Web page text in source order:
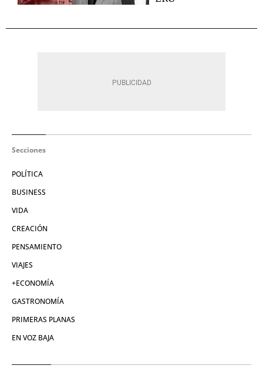
Secciones
POLÍTICA
BUSINESS
VIDA
CREACIÓN
PENSAMIENTO
VIAJES
+ECONOMÍA
GASTRONOMÍA
PRIMERAS PLANAS
EN VOZ BAJA